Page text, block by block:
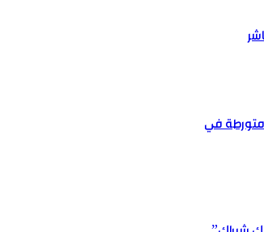
متورطة في